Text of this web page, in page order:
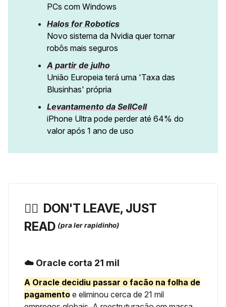
PCs com Windows
Halos for Robotics
Novo sistema da Nvidia quer tornar
robôs mais seguros
A partir de julho
União Europeia terá uma 'Taxa das
Blusinhas' própria
Levantamento da SellCell
iPhone Ultra pode perder até 64% do
valor após 1 ano de uso
🏃‍♀️ ️ DON'T LEAVE, JUST
READ (pra ler rapidinho)
☁️ Oracle corta 21 mil
A Oracle decidiu passar o facão na folha de
pagamento e eliminou cerca de 21 mil